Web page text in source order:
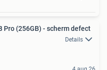
Pro (256GB) - scherm defect
Details